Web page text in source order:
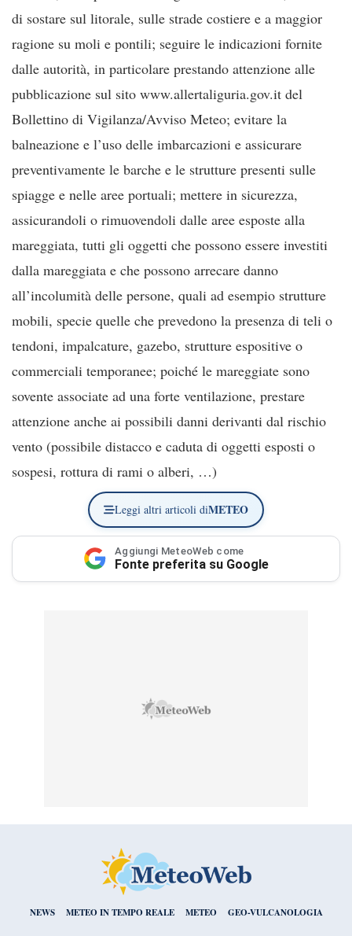
di sostare sul litorale, sulle strade costiere e a maggior
ragione su moli e pontili; seguire le indicazioni fornite
dalle autorità, in particolare prestando attenzione alle
pubblicazione sul sito www.allertaliguria.gov.it del
Bollettino di Vigilanza/Avviso Meteo; evitare la
balneazione e l’uso delle imbarcazioni e assicurare
preventivamente le barche e le strutture presenti sulle
spiagge e nelle aree portuali; mettere in sicurezza,
assicurandoli o rimuovendoli dalle aree esposte alla
mareggiata, tutti gli oggetti che possono essere investiti
dalla mareggiata e che possono arrecare danno
all’incolumità delle persone, quali ad esempio strutture
mobili, specie quelle che prevedono la presenza di teli o
tendoni, impalcature, gazebo, strutture espositive o
commerciali temporanee; poiché le mareggiate sono
sovente associate ad una forte ventilazione, prestare
attenzione anche ai possibili danni derivanti dal rischio
vento (possibile distacco e caduta di oggetti esposti o
sospesi, rottura di rami o alberi, …)
Leggi altri articoli diMETEO
Aggiungi MeteoWeb come
Fonte preferita su Google
NEWS METEO IN TEMPO REALE METEO GEO-VULCANOLOGIA